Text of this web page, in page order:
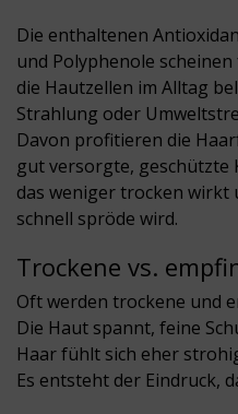
Die enthaltenen
und Polyphenole
die Hautzellen im Alltag
Strahlung oder
Davon profitieren die
gut versorgte, geschützte
das weniger trocken wirkt
schnell spröde wird.
Trockene vs.
Oft werden trockene und
Die Haut spannt, feine
Haar fühlt sich eher
Es entsteht der Eindruck,